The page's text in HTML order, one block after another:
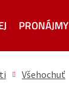
PRONÁJMY
Všehochuť